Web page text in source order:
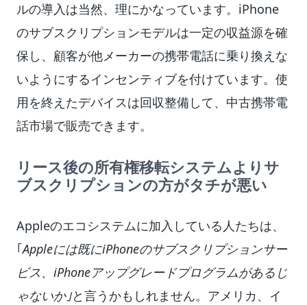
ルの導入は当然、理にかなっています。iPhone
のサブスクリプションモデルは一定の収益源を確
保し、顧客が他メーカーの携帯電話に乗り換えな
いようにするインセンティブを付けています。使
用を終えたデバイスは回収整備して、中古携帯電
話市場で販売できます。
リース後の所有権移転システムよりサ
ブスクリプションの方がタチが悪い
Appleのエコシステムに加入している人たちは、
｢Appleには既にiPhoneのサブスクリプションサー
ビス、iPhoneアップグレードプログラムがあるじ
ゃないか｣と言うかもしれません。アメリカ、イ